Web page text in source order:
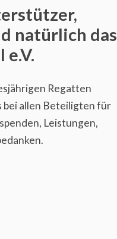
UNSERE
SPONSOREN,
UNTERSTÜTZER,
LIEFERANTEN,
PARTNER,
FREUNDE
DAS
REGATTATEAM
DES
WSV
ROSENTHAL
E.V.
natürlich das
Regatten
bei allen Beteiligten für
Leistungen,